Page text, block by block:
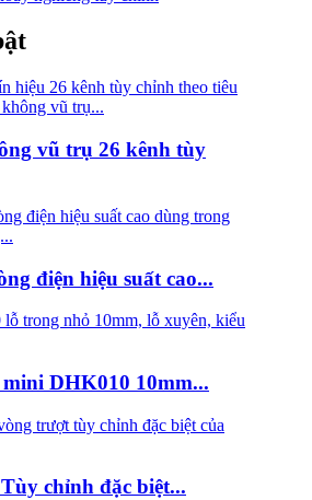
vũ trụ 26 kênh tùy
điện hiệu suất cao...
DHK010 10mm...
chỉnh đặc biệt...